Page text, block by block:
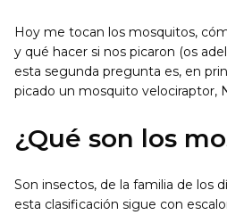
Hoy me tocan los mosquitos,
y qué hacer si nos picaron (os
esta segunda pregunta es, en
picado un mosquito velociraptor,
¿Qué son los
Son insectos, de la familia de los
esta clasificación sigue con